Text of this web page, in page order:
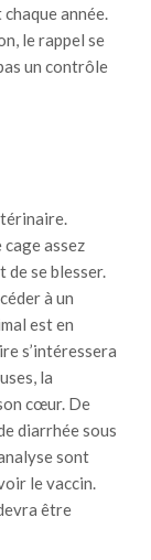
année.
le rappel se
un contrôle
cage assez
de se blesser.
à un
est en
s’intéressera
la
cœur. De
diarrhée sous
sont
le vaccin.
être